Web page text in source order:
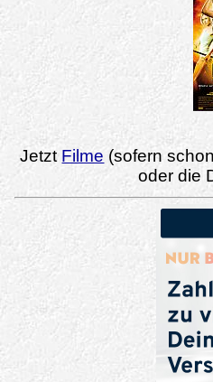
Jetzt Filme (sofern
oder die